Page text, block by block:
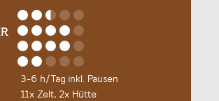
3-6 h/Tag inkl. Pausen
11x Zelt, 2x Hütte